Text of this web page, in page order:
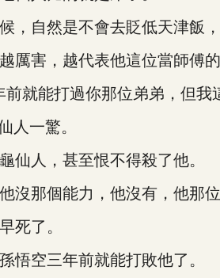
自然是不會去貶低天津飯，
害，越代表他這位當師傅的
能打過你那位弟弟，但我
一驚。
人，甚至恨不得殺了他。
那個能力，他沒有，他那位
了。
空三年前就能打敗他了。